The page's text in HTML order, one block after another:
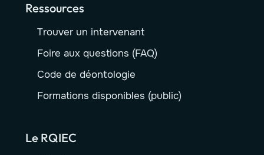
Ressources
Trouver un intervenant
Foire aux questions (FAQ)
Code de déontologie
Formations disponibles (public)
Le RQIEC